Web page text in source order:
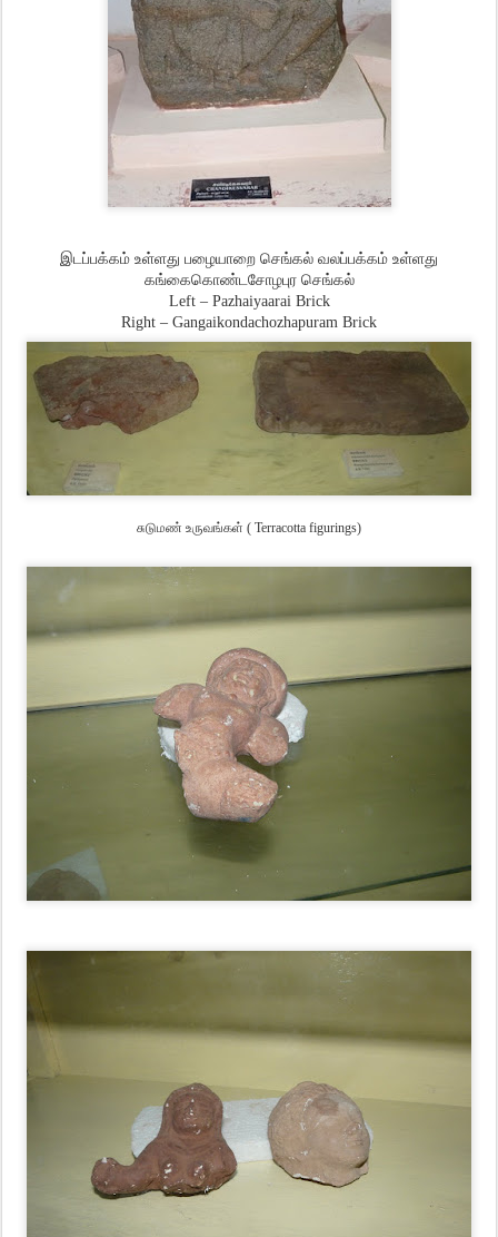
இடப்பக்கம் உள்ளது பழையாறை செங்கல் வலப்பக்கம் உள்ளது
கங்கைகொண்டசோழபுர செங்கல்
Left – Pazhaiyaarai Brick
Right – Gangaikondachozhapuram Brick
சுடுமண் உருவங்கள் ( Terracotta figurings)